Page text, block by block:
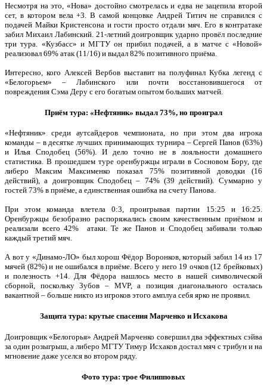
Несмотря на это, «Нова» достойно смотрелась и едва не зацепила второй
сет, в котором вела +3. В самой концовке Андрей Титич не справился с
подачей Майки Кристенсона и гости просто отдали мяч. Его в контратаке
забил Михаил Лабинский. 21-летний доигровщик ударно провёл последние
три тура. «Кузбасс» и МГТУ он прибил подачей, а в матче с «Новой»
реализовал 69% атак (11/16) и выдал 82% позитивного приёма.
Интересно, кого Алексей Вербов выставит на полуфинал Кубка легенд с
«Белогорьем» – Лабинского или почти восстановившегося от
повреждения Сэма Деру с его богатым опытом больших матчей.
Приём тура: «Нефтяник» выдал 73%, но проиграл
«Нефтяник» среди аутсайдеров чемпионата, но при этом два игрока
команды – в десятке лучших принимающих турнира – Сергей Панов (63%)
и Илья Сподобец (56%). И дело точно не в лояльности домашнего
статистика. В прошедшем туре оренбуржцы играли в Сосновом Бору, где
либеро Максим Максименко показал 75% позитивной доводки (16
действий), а доигровщик Сподобец – 74% (39 действий). Суммарно у
гостей 73% в приёме, а единственная ошибка на счету Панова.
При этом команда влетела 0:3, проигрывая партии 15:25 и 16:25.
Оренбуржцы безобразно распоряжались своим качественным приёмом и
реализали всего 42% атаки. Те же Панов и Сподобец забивали только
каждый третий мяч.
А вот у «Динамо-ЛО» был хорош Фёдор Воронков, который забил 14 из 17
мячей (82%) и не ошибался в приёме. Всего у него 19 очков (12 брейковых)
и полезность +14. Для Фёдора нашлось место в нашей символической
сборной, поскольку Зубов – MVP, а позиция диагонального осталась
вакантной – больше никто из игроков этого амплуа себя ярко не проявил.
Защита тура: крутые спасения Марченко и Исхакова
Доигровщик «Белогорья» Андрей Марченко совершил два эффектных сэйва
за один розыгрыш, а либеро МГТУ Тимур Исхаков достал мяч с трибун и на
мгновение даже уселся во втором ряду.
Фото тура: трое Филипповых